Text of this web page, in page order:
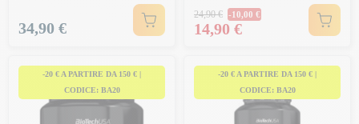
Prezzo
34,90 €
Prezzo normale
24,90 € -10,00 €
Prezzo
14,90 €
-20 € A PARTIRE DA 150 € |
CODICE: BA20
-20 € A PARTIRE DA 150 € |
CODICE: BA20